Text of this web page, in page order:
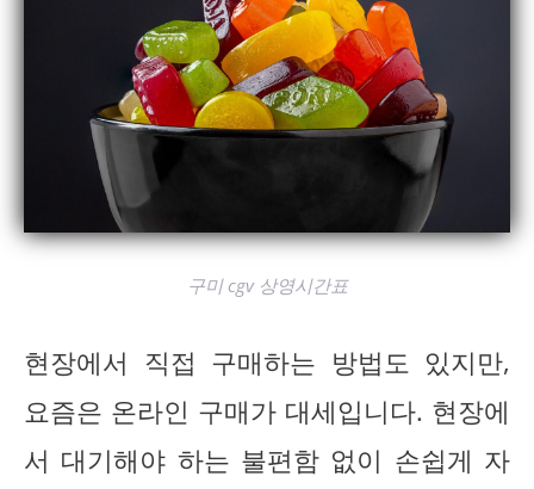
구미 cgv 상영시간표
현장에서 직접 구매하는 방법도 있지만,
요즘은 온라인 구매가 대세입니다. 현장에
서 대기해야 하는 불편함 없이 손쉽게 자